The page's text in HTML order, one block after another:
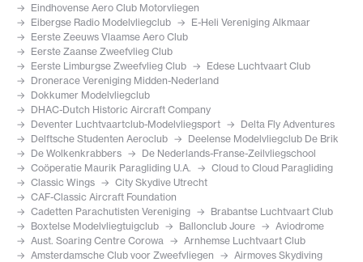
Eindhovense Aero Club Motorvliegen
Eibergse Radio Modelvliegclub
E-Heli Vereniging Alkmaar
Eerste Zeeuws Vlaamse Aero Club
Eerste Zaanse Zweefvlieg Club
Eerste Limburgse Zweefvlieg Club
Edese Luchtvaart Club
Dronerace Vereniging Midden-Nederland
Dokkumer Modelvliegclub
DHAC-Dutch Historic Aircraft Company
Deventer Luchtvaartclub-Modelvliegsport
Delta Fly Adventures
Delftsche Studenten Aeroclub
Deelense Modelvliegclub De Brik
De Wolkenkrabbers
De Nederlands-Franse-Zeilvliegschool
Coöperatie Maurik Paragliding U.A.
Cloud to Cloud Paragliding
Classic Wings
City Skydive Utrecht
CAF-Classic Aircraft Foundation
Cadetten Parachutisten Vereniging
Brabantse Luchtvaart Club
Boxtelse Modelvliegtuigclub
Ballonclub Joure
Aviodrome
Aust. Soaring Centre Corowa
Arnhemse Luchtvaart Club
Amsterdamsche Club voor Zweefvliegen
Airmoves Skydiving